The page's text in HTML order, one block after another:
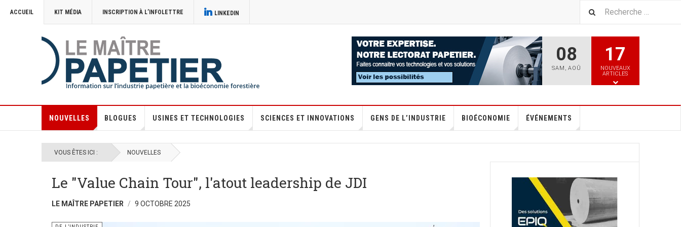
ACCUEIL KIT MÉDIA INSCRIPTION À L’INFOLETTRE LINKEDIN
08
SAM , AOÛ
17
NOUVEAUX
ARTICLES
NOUVELLES BLOGUES USINES ET TECHNOLOGIES SCIENCES ET INNOVATIONS GENS DE L’INDUSTRIE BIOÉCONOMIE ÉVÉNEMENTS
VOUS ÊTES ICI : NOUVELLES
Le "Value Chain Tour", l'atout leadership de JDI
LE MAÎTRE PAPETIER 9 OCTOBRE 2025